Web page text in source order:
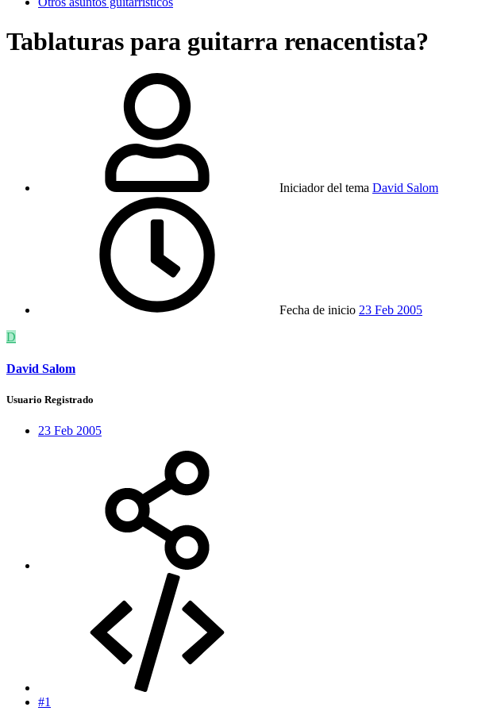
Tablaturas para guitarra renacentista?
Iniciador del tema David Salom
Fecha de inicio 23 Feb 2005
D
David Salom
Usuario Registrado
23 Feb 2005
#1